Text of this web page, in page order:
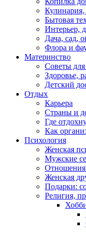
Бытовая
Интерьер,
Дача, сад,
Флора и
Материнство
Советы
Здоровье,
Детский
Отдых
Карьера
Страны и
Где
Как
Психология
Женская
Мужские
Женская
Подарки:
Религия,